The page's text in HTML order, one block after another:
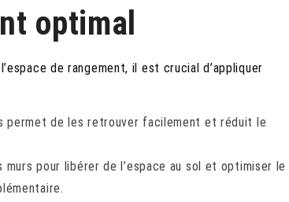
optimal
de rangement, il est crucial d’appliquer
permet de les retrouver facilement et réduit le
pour libérer de l’espace au sol et optimiser le